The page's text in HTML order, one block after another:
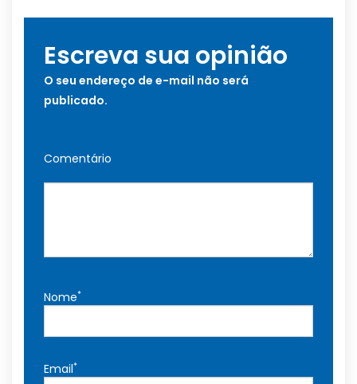
Escreva sua opinião
O seu endereço de e-mail não será
publicado.
Comentário
Nome*
Email*